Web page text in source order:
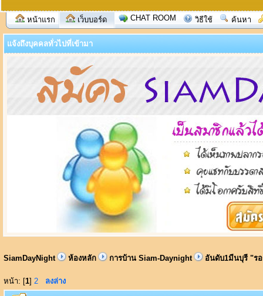
หน้าแรก เว็บบอร์ด CHAT ROOM วิธีใช้ ค้นหา
แจ้งถึงบุคคลทั่วไปที่เข้ามา
SiamDayNight ห้องหลัก การบ้าน Siam-Daynight อันดับ1มีนบุรี "ร
หน้า: [1] 2 ลงล่าง